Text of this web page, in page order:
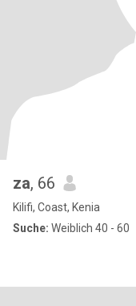
za, 66
Kilifi, Coast, Kenia
Suche: Weiblich 40 - 60